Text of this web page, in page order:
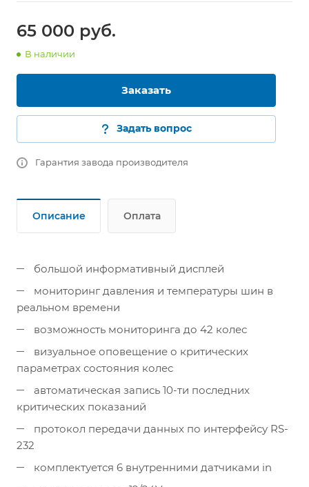
65 000 руб.
В наличии
Заказать
Задать вопрос
Гарантия завода производителя
Описание Оплата
большой информативный дисплей
мониторинг давления и температуры шин в
реальном времени
возможность мониторинга до 42 колес
визуальное оповещение о критических
параметрах состояния колес
автоматическая запись 10-ти последних
критических показаний
протокол передачи данных по интерфейсу RS-
232
комплектуется 6 внутренними датчиками in